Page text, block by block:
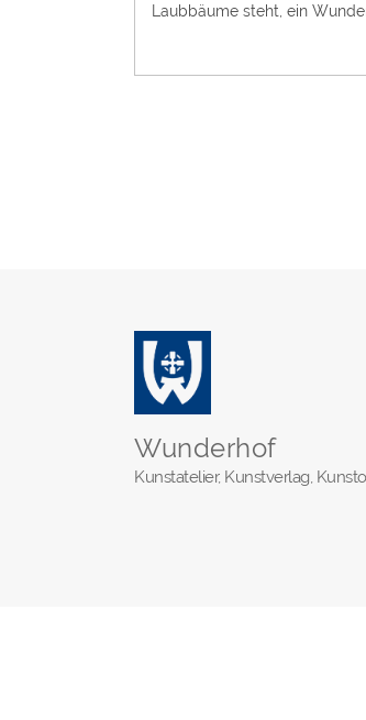
Laubbäume steht, ein
Wunderhof
Kunstatelier, Kunstverlag,